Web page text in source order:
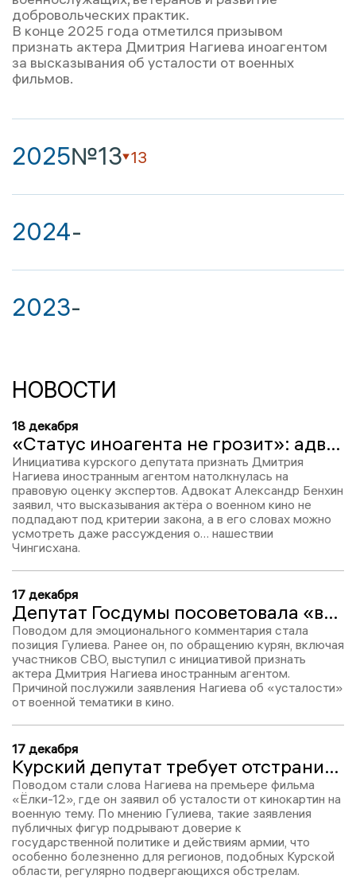
добровольческих практик.
В конце 2025 года отметился призывом
признать актера Дмитрия Нагиева иноагентом
за высказывания об усталости от военных
фильмов.
2025№13 13
2024-
2023-
НОВОСТИ
18 декабря
«Статус иноагента не грозит»: адвокат объяснил, почему инициатива курского депутата о Нагиеве не пройдёт
Инициатива курского депутата признать Дмитрия
Нагиева иностранным агентом натолкнулась на
правовую оценку экспертов. Адвокат Александр Бенхин
заявил, что высказывания актёра о военном кино не
подпадают под критерии закона, а в его словах можно
усмотреть даже рассуждения о… нашествии
Чингисхана.
17 декабря
Депутат Госдумы посоветовала «выпить валерьянки» депутату Курской областной Думы
Поводом для эмоционального комментария стала
позиция Гулиева. Ранее он, по обращению курян, включая
участников СВО, выступил с инициативой признать
актера Дмитрия Нагиева иностранным агентом.
Причиной послужили заявления Нагиева об «усталости»
от военной тематики в кино.
17 декабря
Курский депутат требует отстранить Дмитрия Нагиева от госпроектов
Поводом стали слова Нагиева на премьере фильма
«Ёлки-12», где он заявил об усталости от кинокартин на
военную тему. По мнению Гулиева, такие заявления
публичных фигур подрывают доверие к
государственной политике и действиям армии, что
особенно болезненно для регионов, подобных Курской
области, регулярно подвергающихся обстрелам.